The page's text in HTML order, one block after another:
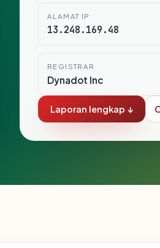
ALAMAT IP
13.248.169.48
REGISTRAR
Dynadot Inc
Laporan lengkap ↓